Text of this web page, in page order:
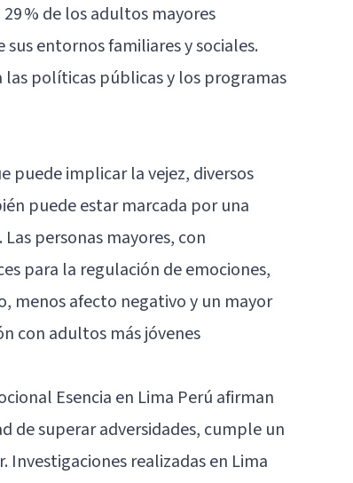
% de los adultos mayores
entornos familiares y sociales.
políticas públicas y los programas
puede implicar la vejez, diversos
puede estar marcada por una
personas mayores, con
para la regulación de emociones,
menos afecto negativo y un mayor
con adultos más jóvenes
Esencia en Lima Perú afirman
de superar adversidades, cumple un
realizadas en Lima